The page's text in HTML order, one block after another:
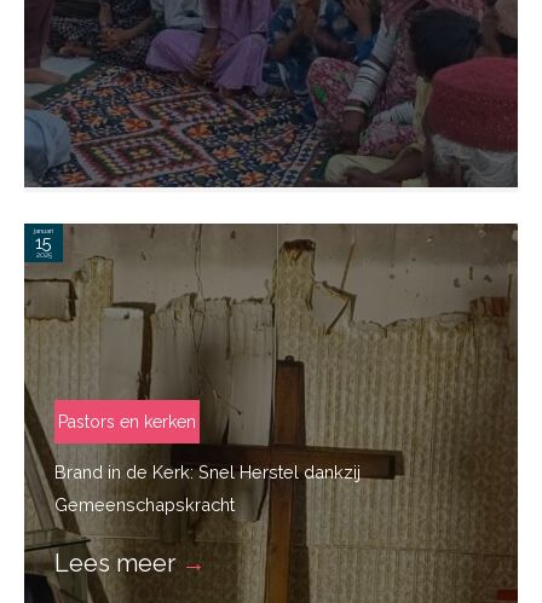
januari
15
2025
Pastors en kerken
Brand in de Kerk: Snel Herstel dankzij
Gemeenschapskracht
Lees meer →